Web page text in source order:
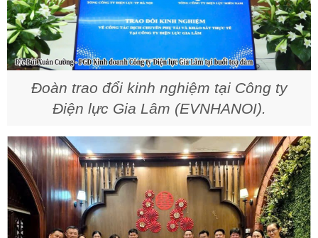
Đoàn trao đổi kinh nghiệm tại Công ty
Điện lực Gia Lâm (EVNHANOI).